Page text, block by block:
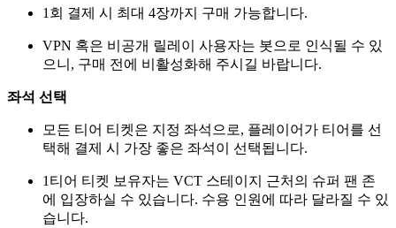
1회 결제 시 최대 4장까지 구매 가능합니다.
VPN 혹은 비공개 릴레이 사용자는 봇으로 인식될 수 있
으니, 구매 전에 비활성화해 주시길 바랍니다.
좌석 선택
모든 티어 티켓은 지정 좌석으로, 플레이어가 티어를 선
택해 결제 시 가장 좋은 좌석이 선택됩니다.
1티어 티켓 보유자는 VCT 스테이지 근처의 슈퍼 팬 존
에 입장하실 수 있습니다. 수용 인원에 따라 달라질 수 있
습니다.